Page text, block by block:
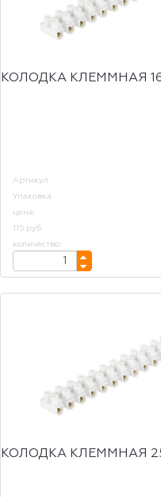
КОЛОДКА КЛЕММНАЯ
Артикул
Упаковка
цена:
115 руб.
количество:
КОЛОДКА КЛЕММНАЯ